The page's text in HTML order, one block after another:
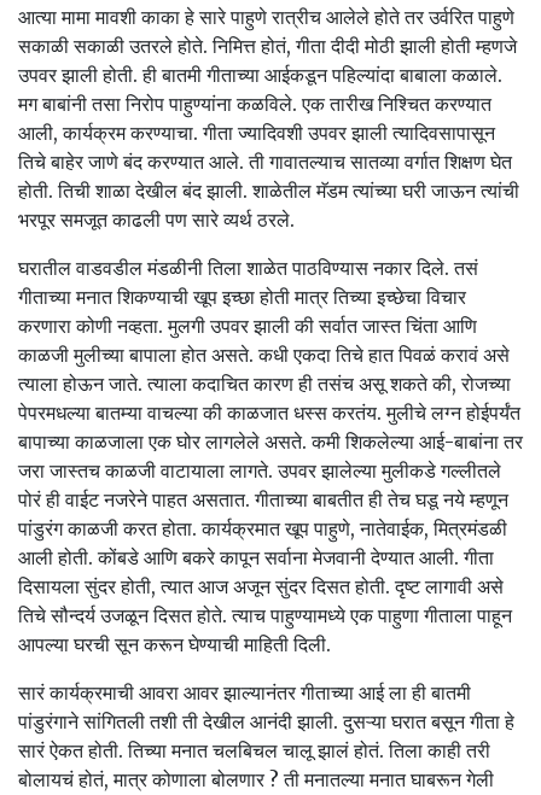
आत्या मामा मावशी काका हे सारे पाहुणे रात्रीच आलेले होते तर उर्वरित पाहुणे
सकाळी सकाळी उतरले होते. निमित्त होतं, गीता दीदी मोठी झाली होती म्हणजे
उपवर झाली होती. ही बातमी गीताच्या आईकडून पहिल्यांदा बाबाला कळाले.
मग बाबांनी तसा निरोप पाहुण्यांना कळविले. एक तारीख निश्चित करण्यात
आली, कार्यक्रम करण्याचा. गीता ज्यादिवशी उपवर झाली त्यादिवसापासून
तिचे बाहेर जाणे बंद करण्यात आले. ती गावातल्याच सातव्या वर्गात शिक्षण घेत
होती. तिची शाळा देखील बंद झाली. शाळेतील मॅडम त्यांच्या घरी जाऊन त्यांची
भरपूर समजूत काढली पण सारे व्यर्थ ठरले.
घरातील वाडवडील मंडळीनी तिला शाळेत पाठविण्यास नकार दिले. तसं
गीताच्या मनात शिकण्याची खूप इच्छा होती मात्र तिच्या इच्छेचा विचार
करणारा कोणी नव्हता. मुलगी उपवर झाली की सर्वात जास्त चिंता आणि
काळजी मुलीच्या बापाला होत असते. कधी एकदा तिचे हात पिवळं करावं असे
त्याला होऊन जाते. त्याला कदाचित कारण ही तसंच असू शकते की, रोजच्या
पेपरमधल्या बातम्या वाचल्या की काळजात धस्स करतंय. मुलीचे लग्न होईपर्यंत
बापाच्या काळजाला एक घोर लागलेले असते. कमी शिकलेल्या आई-बाबांना तर
जरा जास्तच काळजी वाटायाला लागते. उपवर झालेल्या मुलीकडे गल्लीतले
पोरं ही वाईट नजरेने पाहत असतात. गीताच्या बाबतीत ही तेच घडू नये म्हणून
पांडुरंग काळजी करत होता. कार्यक्रमात खूप पाहुणे, नातेवाईक, मित्रमंडळी
आली होती. कोंबडे आणि बकरे कापून सर्वाना मेजवानी देण्यात आली. गीता
दिसायला सुंदर होती, त्यात आज अजून सुंदर दिसत होती. दृष्ट लागावी असे
तिचे सौन्दर्य उजळून दिसत होते. त्याच पाहुण्यामध्ये एक पाहुणा गीताला पाहून
आपल्या घरची सून करून घेण्याची माहिती दिली.
सारं कार्यक्रमाची आवरा आवर झाल्यानंतर गीताच्या आई ला ही बातमी
पांडुरंगाने सांगितली तशी ती देखील आनंदी झाली. दुसऱ्या घरात बसून गीता हे
सारं ऐकत होती. तिच्या मनात चलबिचल चालू झालं होतं. तिला काही तरी
बोलायचं होतं, मात्र कोणाला बोलणार ? ती मनातल्या मनात घाबरून गेली